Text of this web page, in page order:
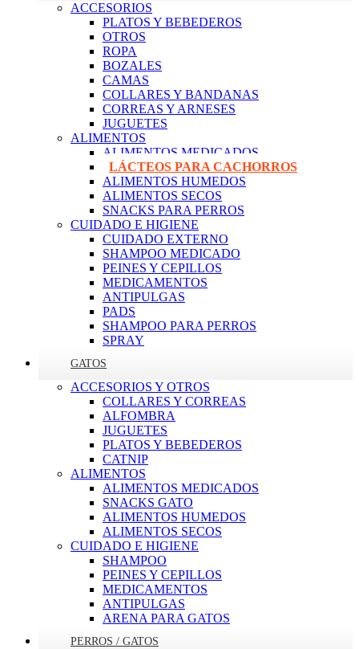
ACCESORIOS
PLATOS Y BEBEDEROS
OTROS
ROPA
BOZALES
CAMAS
COLLARES Y BANDANAS
CORREAS Y ARNESES
JUGUETES
ALIMENTOS
ALIMENTOS MEDICADOS
LÁCTEOS PARA CACHORROS
ALIMENTOS HUMEDOS
ALIMENTOS SECOS
SNACKS PARA PERROS
CUIDADO E HIGIENE
CUIDADO EXTERNO
SHAMPOO MEDICADO
PEINES Y CEPILLOS
MEDICAMENTOS
ANTIPULGAS
PADS
SHAMPOO PARA PERROS
SPRAY
GATOS
ACCESORIOS Y OTROS
COLLARES Y CORREAS
ALFOMBRA
JUGUETES
PLATOS Y BEBEDEROS
CATNIP
ALIMENTOS
ALIMENTOS MEDICADOS
SNACKS GATO
ALIMENTOS HUMEDOS
ALIMENTOS SECOS
CUIDADO E HIGIENE
SHAMPOO
PEINES Y CEPILLOS
MEDICAMENTOS
ANTIPULGAS
ARENA PARA GATOS
PERROS / GATOS